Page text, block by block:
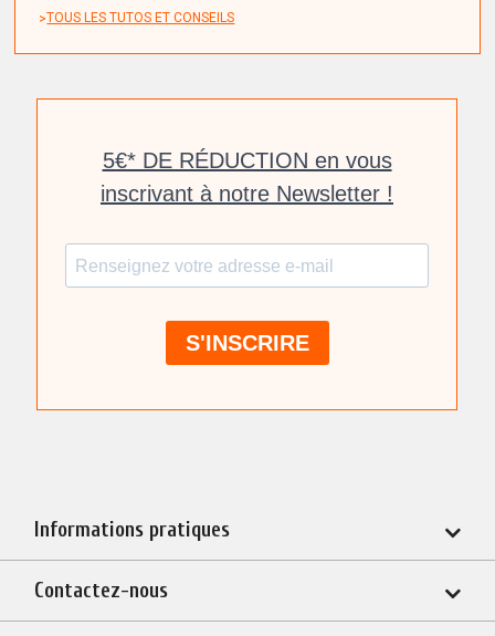
TOUS LES TUTOS ET CONSEILS
Informations pratiques
Contactez-nous